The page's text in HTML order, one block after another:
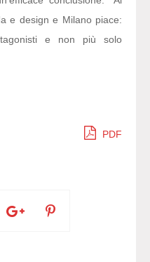
e design e Milano piace:
e non più solo
PDF